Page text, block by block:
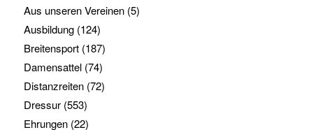
Aus unseren Vereinen(5)
Ausbildung(124)
Breitensport(187)
Damensattel(74)
Distanzreiten(72)
Dressur(553)
Ehrungen(22)